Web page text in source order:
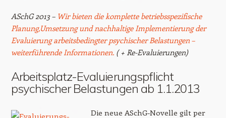
ASchG 2013 – Wir bieten die komplette betriebsspezifische
Planung,Umsetzung und nachhaltige Implementierung der
Evaluierung arbeitsbedingter psychischer Belastungen –
weiterführende Informationen.( + Re-Evaluierungen)
Arbeitsplatz-Evaluierungspflicht
psychischer Belastungen ab 1.1.2013
Die neue ASchG-Novelle gilt per